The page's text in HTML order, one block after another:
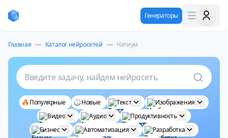
Генераторы
Главная — Каталог нейросетей — Чатиум
Введите задачу, найдем нейросеть
Популярные Новые Текст
Изображения
Видео
Аудио
Продуктивность
Бизнес
Автоматизация
Разработка